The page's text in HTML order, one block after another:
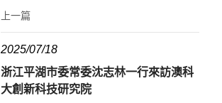
上一篇
2025/07/18
浙江平湖市委常委沈志林一行來訪澳科
大創新科技研究院